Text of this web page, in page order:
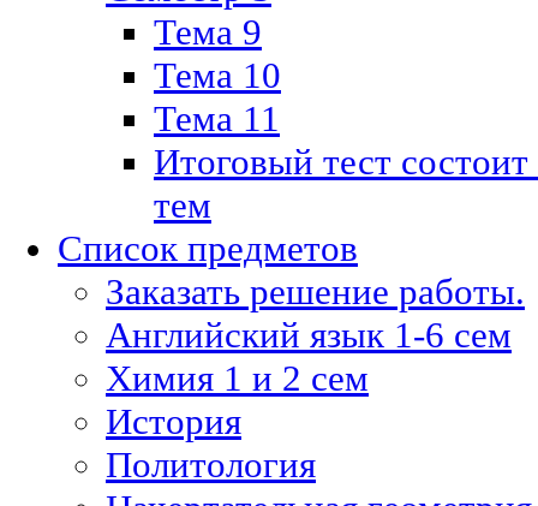
Тема 9
Тема 10
Тема 11
Итоговый тест
тем
Список предметов
Заказать решение работы.
Английский язык 1-6 сем
Химия 1 и 2 сем
История
Политология